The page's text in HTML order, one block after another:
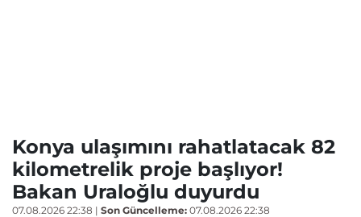
Konya ulaşımını rahatlatacak 82
kilometrelik proje başlıyor!
Bakan Uraloğlu duyurdu
07.08.2026 22:38 | Son Güncelleme: 07.08.2026 22:38